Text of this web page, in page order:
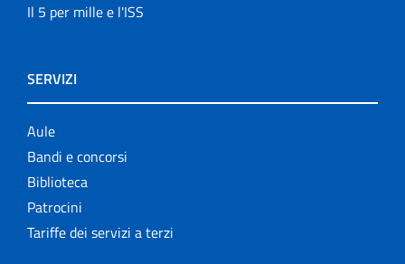
Il 5 per mille e l'ISS
SERVIZI
Aule
Bandi e concorsi
Biblioteca
Patrocini
Tariffe dei servizi a terzi